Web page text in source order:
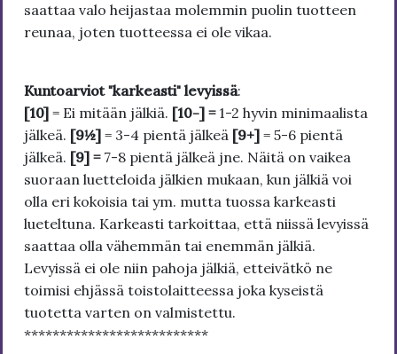
saattaa valo heijastaa molemmin puolin tuotteen
reunaa, joten tuotteessa ei ole vikaa.
Kuntoarviot "karkeasti" levyissä:
[10] = Ei mitään jälkiä. [10-] = 1-2 hyvin minimaalista
jälkeä. [9½] = 3-4 pientä jälkeä [9+] = 5-6 pientä
jälkeä. [9] = 7-8 pientä jälkeä jne. Näitä on vaikea
suoraan luetteloida jälkien mukaan, kun jälkiä voi
olla eri kokoisia tai ym. mutta tuossa karkeasti
lueteltuna. Karkeasti tarkoittaa, että niissä levyissä
saattaa olla vähemmän tai enemmän jälkiä.
Levyissä ei ole niin pahoja jälkiä, etteivätkö ne
toimisi ehjässä toistolaitteessa joka kyseistä
tuotetta varten on valmistettu.
**************************